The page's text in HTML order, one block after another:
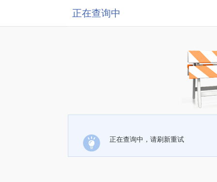
正在查询中
正在查询中，请刷新重试